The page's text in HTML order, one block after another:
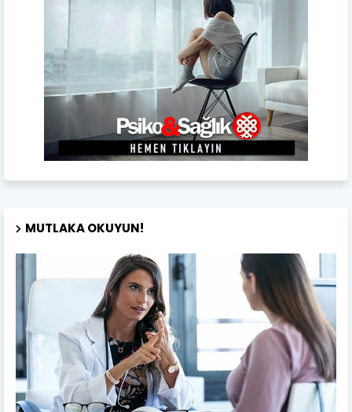
MUTLAKA OKUYUN!